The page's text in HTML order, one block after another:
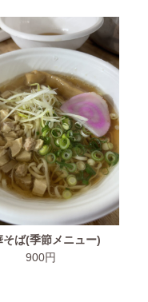
そば(季節メニュー)
900円